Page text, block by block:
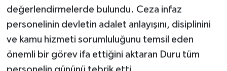
değerlendirmelerde bulundu. Ceza infaz
personelinin devletin adalet anlayışını, disiplinini
ve kamu hizmeti sorumluluğunu temsil eden
önemli bir görev ifa ettiğini aktaran Duru tüm